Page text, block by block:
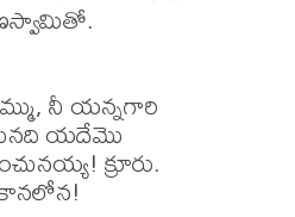
నీ యన్నగారి
యదేమొ
క్రూరు.
కానలోన!